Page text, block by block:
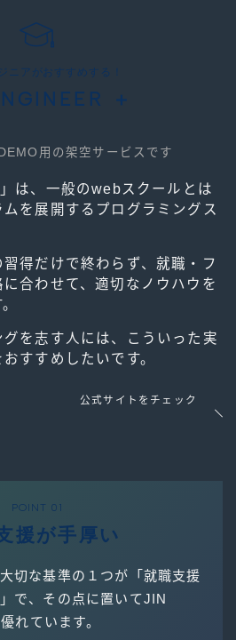
ニアがおすすめする！
＋
用の架空サービスです
は、一般のwebスクールとは
を展開するプログラミングス
得だけで終わらず、就職・フ
合わせて、適切なノウハウを
を志す人には、こういった実
すすめしたいです。
公式サイトをチェック
POINT 01
援が手厚い
切な基準の１つが「就職支援
で、 その点に置いてJIN
れています。